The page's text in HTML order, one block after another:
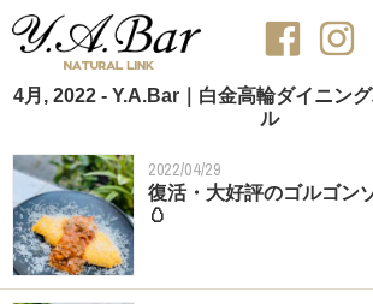
4月, 2022 - Y.A.Bar｜白金高輪ダイニン
ル
2022/04/29
復活・大好評のゴルゴン
🥚